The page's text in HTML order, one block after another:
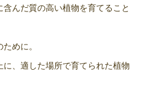
んだ質の高い植物を育てること
めに。
、適した場所で育てられた植物